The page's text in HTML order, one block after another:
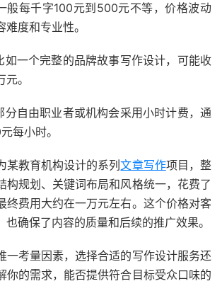
般每千字100元到500元不等，价格波动
度和专业性。
如一个完整的品牌故事写作设计，可能收
。
分自由职业者或机构会采用小时计费，通
每小时。
某教育机构设计的系列文章写作项目，整
构规划、关键词布局和风格统一，花费了
终费用大约在一万元左右。这个价格对客
也确保了内容的质量和后续的推广效果。
一考量因素，选择合适的写作设计服务还
你的需求，能否提供符合目标受众口味的